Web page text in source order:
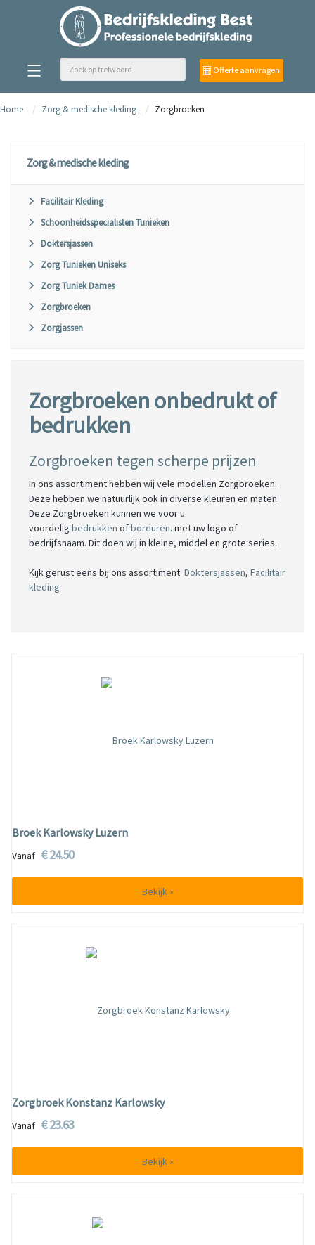
Offerte aanvragen
Home Zorg & medische kleding Zorgbroeken
Zorg & medische kleding
Facilitair Kleding
Schoonheidsspecialisten Tunieken
Doktersjassen
Zorg Tunieken Uniseks
Zorg Tuniek Dames
Zorgbroeken
Zorgjassen
Zorgbroeken onbedrukt of
bedrukken
Zorgbroeken tegen scherpe prijzen
In ons assortiment hebben wij vele modellen Zorgbroeken.
Deze hebben we natuurlijk ook in diverse kleuren en maten.
Deze Zorgbroeken kunnen we voor u
voordelig bedrukken ofborduren. met uw logo of
bedrijfsnaam. Dit doen wij in kleine, middel en grote series.
Kijk gerust eens bij ons assortiment Doktersjassen, Facilitair
kleding
Broek Karlowsky Luzern
Vanaf € 24.50
Bekijk »
Zorgbroek Konstanz Karlowsky
Vanaf € 23.63
Bekijk »